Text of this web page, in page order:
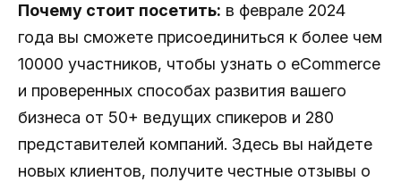
Почему стоит посетить: в феврале 2024
года вы сможете присоединиться к более чем
10000 участников, чтобы узнать о eCommerce
и проверенных способах развития вашего
бизнеса от 50+ ведущих спикеров и 280
представителей компаний. Здесь вы найдете
новых клиентов, получите честные отзывы о